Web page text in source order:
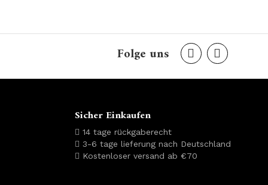
Folge uns
Sicher Einkaufen
14 tage rückgaberecht
3-6 tage lieferung nach Deutschland
Kostenloser versand ab €70